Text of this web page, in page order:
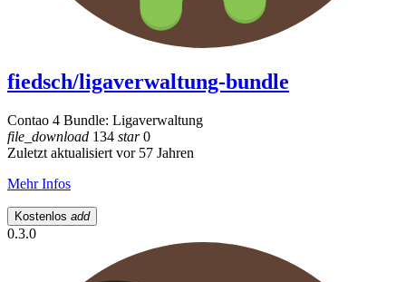
fiedsch/ligaverwaltung-bundle
Contao 4 Bundle: Ligaverwaltung
file_download 134 star0
Zuletzt aktualisiert vor 57 Jahren
Mehr Infos
Kostenlos add
0.3.0